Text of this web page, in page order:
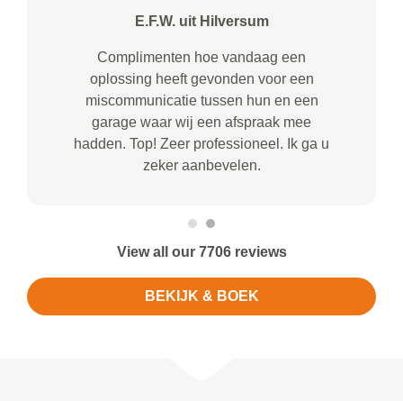
E.F.W. uit Hilversum
Complimenten hoe vandaag een
oplossing heeft gevonden voor een
miscommunicatie tussen hun en een
garage waar wij een afspraak mee
hadden. Top! Zeer professioneel. Ik ga u
zeker aanbevelen.
View all our 7706 reviews
BEKIJK & BOEK